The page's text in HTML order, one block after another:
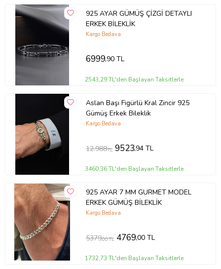
925 AYAR GÜMÜŞ ÇİZGİ DETAYLI
ERKEK BİLEKLİK
Kargo Bedava
6999,90 TL
2543,29 TL'den Başlayan Taksitlerle
Aslan Başı Figürlü Kral Zincir 925
Gümüş Erkek Bileklik
Kargo Bedava
12.988TL 9523,94 TL
3460,36 TL'den Başlayan Taksitlerle
925 AYAR 7 MM GURMET MODEL
ERKEK GÜMÜŞ BİLEKLİK
Kargo Bedava
5379,00 TL 4769,00 TL
1732,73 TL'den Başlayan Taksitlerle